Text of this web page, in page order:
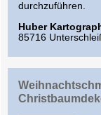
durchzuführen.
Huber
85716